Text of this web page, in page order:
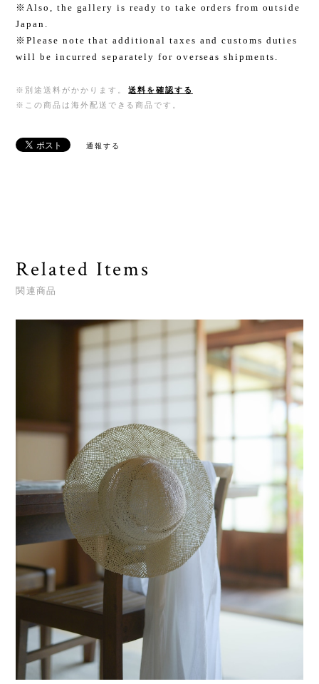
※Also, the gallery is ready to take orders from outside
Japan.
※Please note that additional taxes and customs duties
will be incurred separately for overseas shipments.
※別途送料がかかります。
送料を確認する
※この商品は海外配送できる商品です。
通報する
Related Items
関連商品